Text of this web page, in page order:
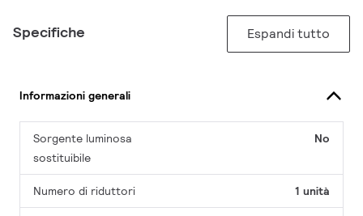
Specifiche Espandi tutto
Informazioni generali
Sorgente luminosa
sostituibile
No
Numero di riduttori 1 unità